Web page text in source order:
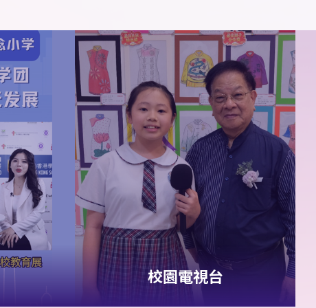
哲
季軍
1A董胤澤 2A 葉柏熙
2C張德山 2C 劉靖揚
男子 2018組4x100
米 殿軍
6A范安然 6A羅彤
欣6B 薛雅心6C羅曉
潼
女子2015組4x100
米 殿軍
校園電視台